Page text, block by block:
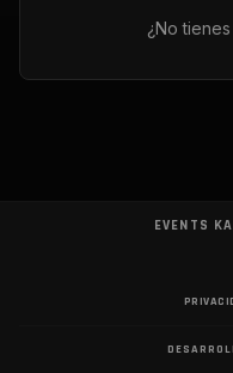
¿No
EVENTS